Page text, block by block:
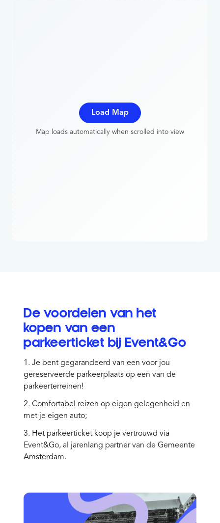
Load Map
Map loads automatically when scrolled into view
De voordelen van het
kopen van een
parkeerticket bij Event&Go
1. Je bent gegarandeerd van een voor jou
gereserveerde parkeerplaats op een van de
parkeerterreinen!
2. Comfortabel reizen op eigen gelegenheid en
met je eigen auto;
3. Het parkeerticket koop je vertrouwd via
Event&Go, al jarenlang partner van de Gemeente
Amsterdam.